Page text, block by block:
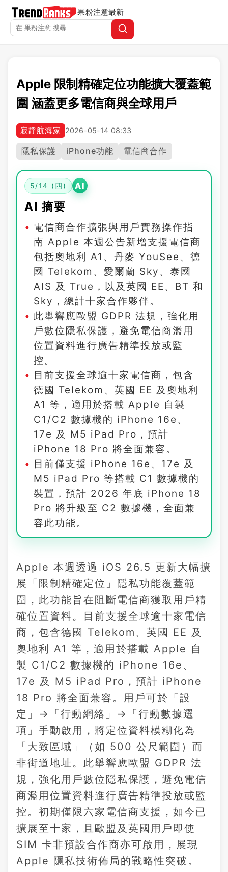
果粉注意最新
Apple 限制精確定位功能擴大覆蓋範
圍 涵蓋更多電信商與全球用戶
寂靜航海家 2026-05-14 08:33
隱私保護 iPhone功能 電信商合作
5/14 (四) AI
AI 摘要
電信商合作擴張與用戶實務操作指
南 Apple 本週公告新增支援電信商
包括奧地利 A1、丹麥 YouSee、德
國 Telekom、愛爾蘭 Sky、泰國
AIS 及 True，以及英國 EE、BT 和
Sky，總計十家合作夥伴。
此舉響應歐盟 GDPR 法規，強化用
戶數位隱私保護，避免電信商濫用
位置資料進行廣告精準投放或監
控。
目前支援全球逾十家電信商，包含
德國 Telekom、英國 EE 及奧地利
A1 等，適用於搭載 Apple 自製
C1/C2 數據機的 iPhone 16e、
17e 及 M5 iPad Pro，預計
iPhone 18 Pro 將全面兼容。
目前僅支援 iPhone 16e、17e 及
M5 iPad Pro 等搭載 C1 數據機的
裝置，預計 2026 年底 iPhone 18
Pro 將升級至 C2 數據機，全面兼
容此功能。
Apple 本週透過 iOS 26.5 更新大幅擴
展「限制精確定位」隱私功能覆蓋範
圍，此功能旨在阻斷電信商獲取用戶精
確位置資料。目前支援全球逾十家電信
商，包含德國 Telekom、英國 EE 及
奧地利 A1 等，適用於搭載 Apple 自
製 C1/C2 數據機的 iPhone 16e、
17e 及 M5 iPad Pro，預計 iPhone
18 Pro 將全面兼容。用戶可於「設
定」→「行動網絡」→「行動數據選
項」手動啟用，將定位資料模糊化為
「大致區域」（如 500 公尺範圍）而
非街道地址。此舉響應歐盟 GDPR 法
規，強化用戶數位隱私保護，避免電信
商濫用位置資料進行廣告精準投放或監
控。初期僅限六家電信商支援，如今已
擴展至十家，且歐盟及英國用戶即使
SIM 卡非預設合作商亦可啟用，展現
Apple 隱私技術佈局的戰略性突破。